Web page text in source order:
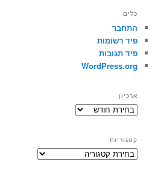
כלים
התחבר
פיד רשומות
פיד תגובות
WordPress.org
ארכיון
ארכיון
קטגוריות
קטגוריות